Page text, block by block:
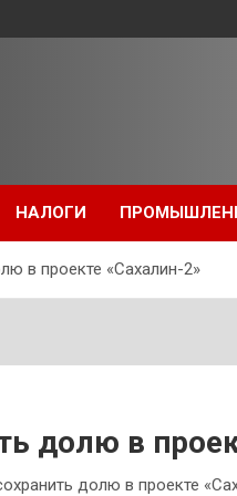
НАЛОГИ
в проекте «Сахалин-2»
долю в
долю в проекте